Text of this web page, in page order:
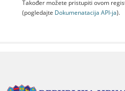
Također možete pristupiti ovom
(pogledajte Dokumenаtаcijа API-jа).